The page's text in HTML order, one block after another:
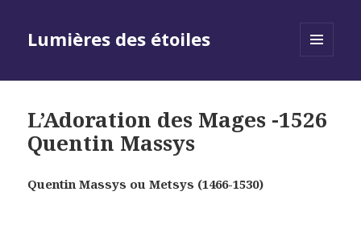
Lumières des étoiles
L’Adoration des Mages -1526
Quentin Massys
Quentin Massys ou Metsys (1466-1530)